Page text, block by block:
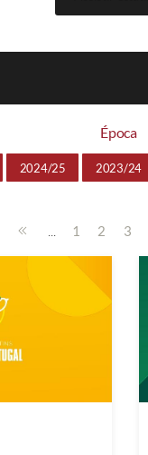
Época
2024/25 2023/24
... 1 2 3